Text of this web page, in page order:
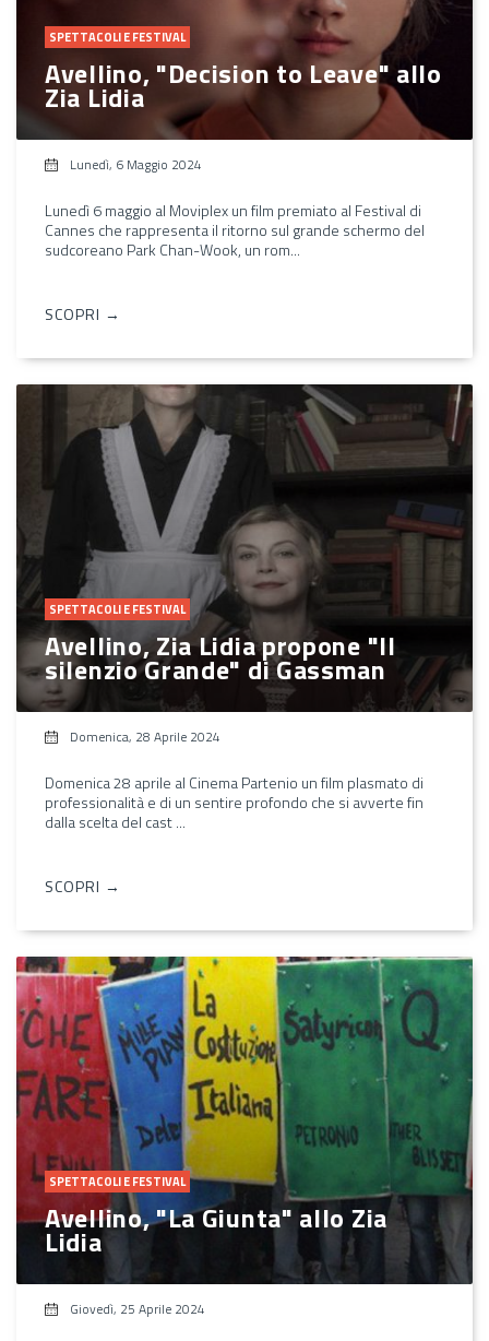
SPETTACOLI E FESTIVAL
Avellino, "Decision to Leave" allo
Zia Lidia
Lunedì, 6 Maggio 2024
Lunedì 6 maggio al Moviplex un film premiato al Festival di
Cannes che rappresenta il ritorno sul grande schermo del
sudcoreano Park Chan-Wook, un rom...
SCOPRI →
SPETTACOLI E FESTIVAL
Avellino, Zia Lidia propone "Il
silenzio Grande" di Gassman
Domenica, 28 Aprile 2024
Domenica 28 aprile al Cinema Partenio un film plasmato di
professionalità e di un sentire profondo che si avverte fin
dalla scelta del cast ...
SCOPRI →
SPETTACOLI E FESTIVAL
Avellino, "La Giunta" allo Zia
Lidia
Giovedì, 25 Aprile 2024